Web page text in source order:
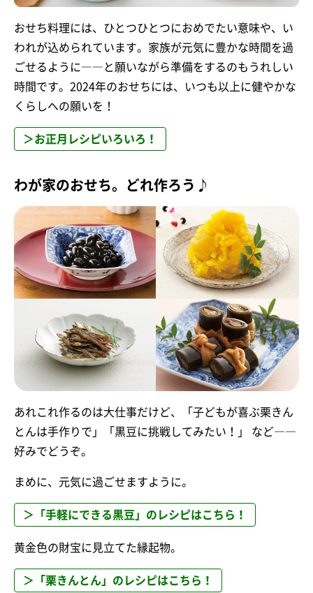
おせち料理には、ひとつひとつにおめでたい意味や、い
われが込められています。家族が元気に豊かな時間を過
ごせるように――と願いながら準備をするのもうれしい
時間です。2024年のおせちには、いつも以上に健やかな
くらしへの願いを！
＞お正月レシピいろいろ！
わが家のおせち。どれ作ろう♪
あれこれ作るのは大仕事だけど、「子どもが喜ぶ栗きん
とんは手作りで」「黒豆に挑戦してみたい！」 など――
好みでどうぞ。
まめに、元気に過ごせますように。
＞「手軽にできる黒豆」のレシピはこちら！
黄金色の財宝に見立てた縁起物。
＞「栗きんとん」のレシピはこちら！